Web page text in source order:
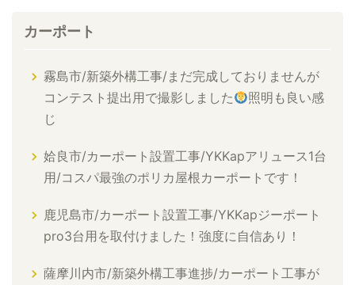
カーポート
霧島市/新築外構工事/まだ完成しておりませんが
コンテスト提出用で撮影しました
照明も良い感
じ
姶良市/カーポート設置工事/YKKapアリュース1台
用/コスパ最強のポリカ屋根カーポートです！
鹿児島市/カーポート設置工事/YKKapジーポート
pro3台用を取付けました！強度に自信あり！
薩摩川内市/新築外構工事進捗/カーポート工事が